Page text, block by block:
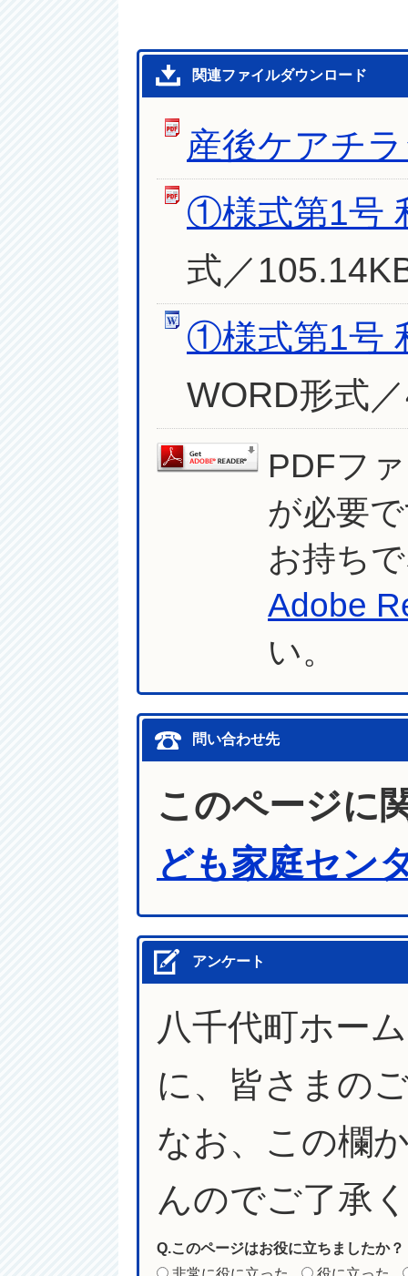
関連ファイルダウンロード
産後ケアチ
①様式第1号
式／
①様式第1号
WORD形式
PDFフ
が必要
お持ち
Adobe
い。
問い合わせ先
このページに
ども家庭セン
アンケート
八千代町ホー
に、皆さまの
なお、この欄
んのでご了承
Q.このページはお役に立ちましたか？